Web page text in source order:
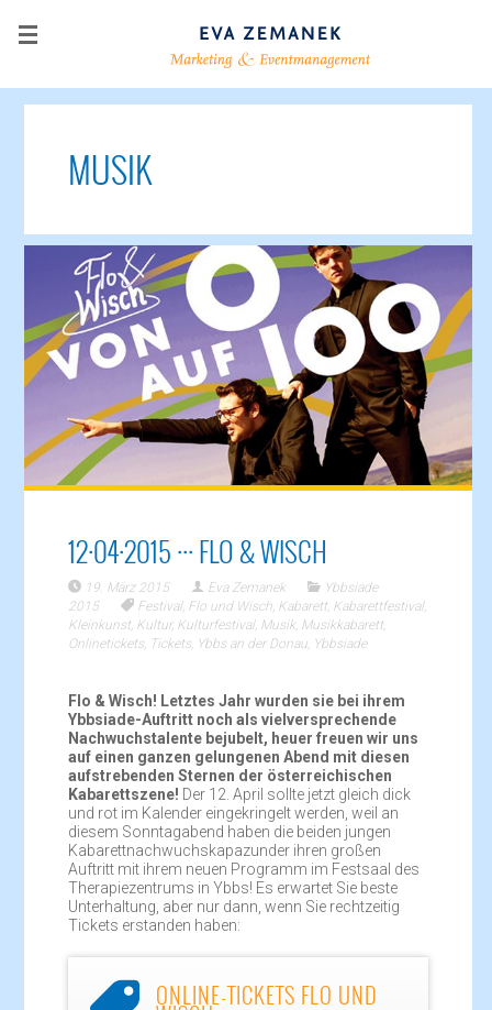
MUSIK
12·04·2015 ··· FLO & WISCH
19. März 2015 Eva Zemanek
Ybbsiade
2015
Festival, Flo und Wisch, Kabarett, Kabarettfestival,
Kleinkunst, Kultur, Kulturfestival, Musik, Musikkabarett,
Onlinetickets, Tickets, Ybbs an der Donau, Ybbsiade
Flo & Wisch! Letztes Jahr wurden sie bei ihrem
Ybbsiade-Auftritt noch als vielversprechende
Nachwuchstalente bejubelt, heuer freuen wir uns
auf einen ganzen gelungenen Abend mit diesen
aufstrebenden Sternen der österreichischen
Kabarettszene! Der 12. April sollte jetzt gleich dick
und rot im Kalender eingekringelt werden, weil an
diesem Sonntagabend haben die beiden jungen
Kabarettnachwuchskapazunder ihren großen
Auftritt mit ihrem neuen Programm im Festsaal des
Therapiezentrums in Ybbs! Es erwartet Sie beste
Unterhaltung, aber nur dann, wenn Sie rechtzeitig
Tickets erstanden haben:
ONLINE-TICKETS FLO UND